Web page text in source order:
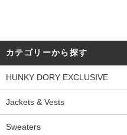
カテゴリーから探す
HUNKY DORY EXCLUSIVE
Jackets & Vests
Sweaters